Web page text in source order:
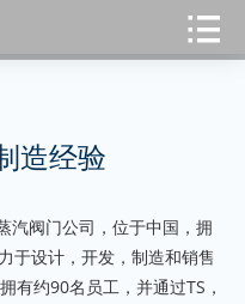
造经验
汽阀门公司，位于中国，拥
于设计，开发，制造和销售
有约90名员工，并通过TS，